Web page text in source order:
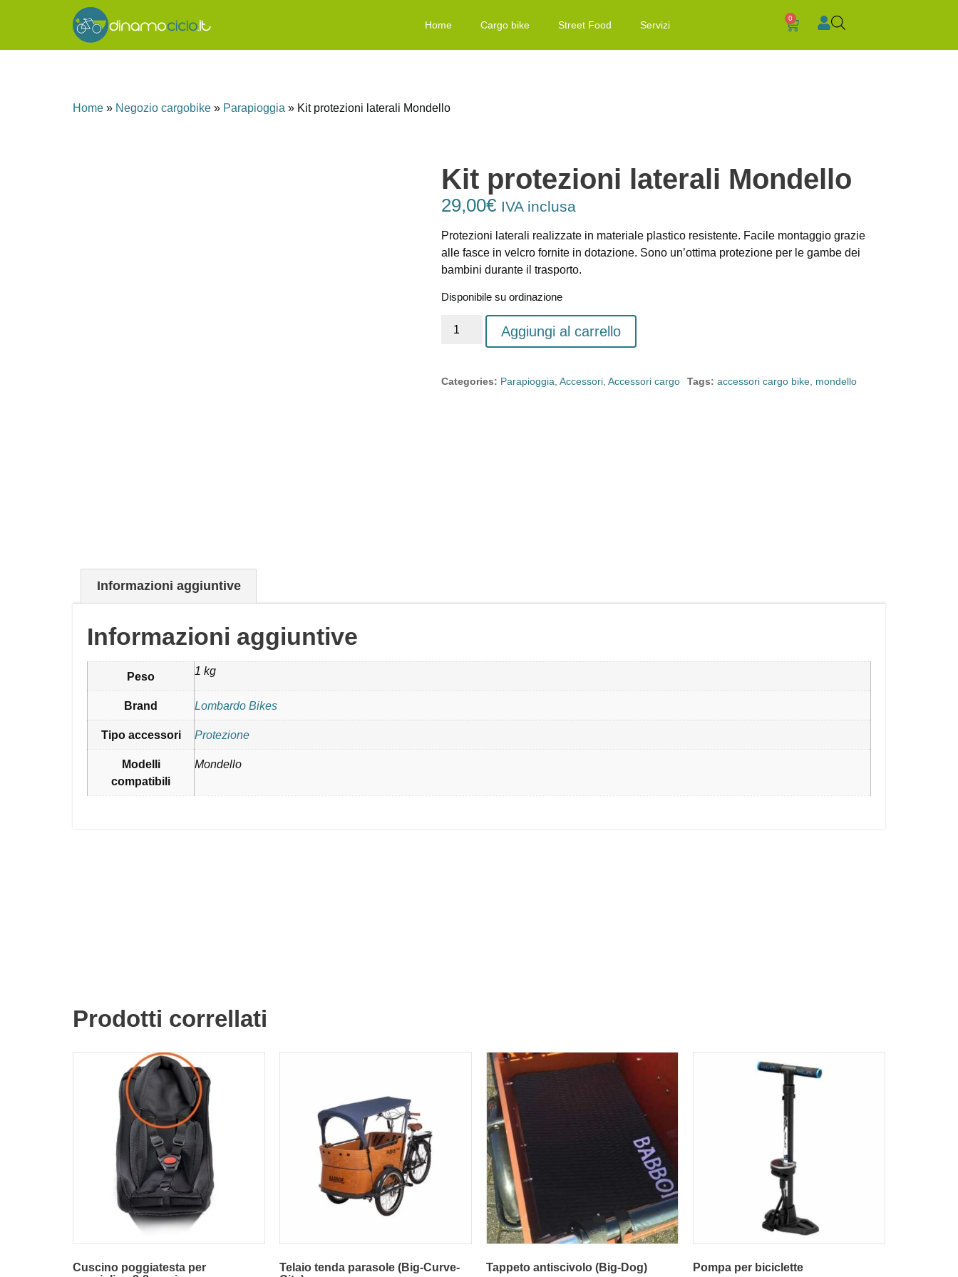
Home Cargo bike Street Food Servizi
0
Home » Negozio cargobike » Parapioggia » Kit protezioni laterali Mondello
Kit protezioni laterali Mondello
29,00€ IVA inclusa
Protezioni laterali realizzate in materiale plastico resistente. Facile montaggio grazie
alle fasce in velcro fornite in dotazione. Sono un’ottima protezione per le gambe dei
bambini durante il trasporto.
Disponibile su ordinazione
Aggiungi al carrello
Categories: Parapioggia ,Accessori ,Accessori cargo Tags: accessori cargo bike mondello
Informazioni aggiuntive
Informazioni aggiuntive
Peso 1 kg
Brand Lombardo Bikes
Tipo accessori Protezione
Modelli
compatibili
Mondello
Prodotti correllati
Cuscino poggiatesta per
Telaio tenda parasole (Big-Curve-
Tappeto antiscivolo (Big-Dog) Pompa per biciclette